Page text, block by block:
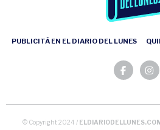
PUBLICITÁ EN EL DIARIO DEL LUNES
© Copyright 2024 /